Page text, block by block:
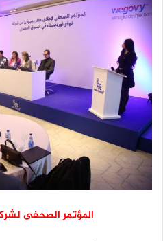
المؤتمر الصحفى